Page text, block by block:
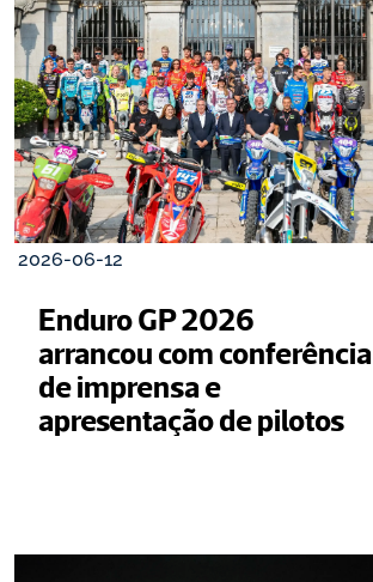
2026-06-12
Enduro GP 2026
arrancou com conferência
de imprensa e